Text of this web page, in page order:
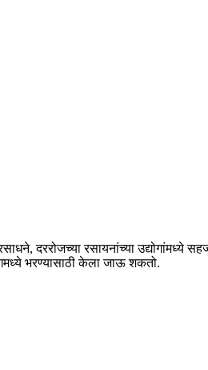
दररोजच्या रसायनांच्या
भरण्यासाठी केला जाऊ शकतो.